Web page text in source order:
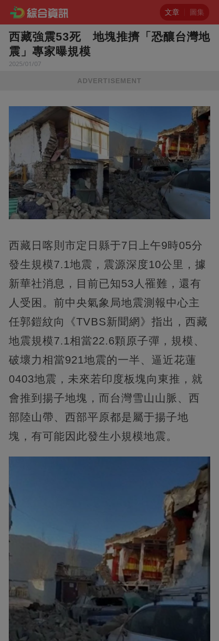
文章 圖集
西藏強震53死 地塊推擠「恐釀台灣地
震」專家曝規模
2025/01/07
ADVERTISEMENT
西藏日喀則市定日縣于7日上午9時05分
發生規模7.1地震，震源深度10公里，據
新華社消息，目前已知53人罹難，還有
人受困。前中央氣象局地震測報中心主
任郭鎧紋向《TVBS新聞網》指出，西藏
地震規模7.1相當22.6顆原子彈，規模、
破壞力相當921地震的一半、逼近花蓮
0403地震，未來若印度板塊向東推，就
會推到揚子地塊，而台灣雪山山脈、西
部陸山帶、西部平原都是屬于揚子地
塊，有可能因此發生小規模地震。